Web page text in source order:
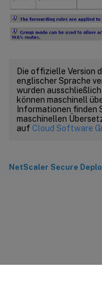
Die offizielle Version
englischer Sprache
wurden
können maschinell
Informationen finden
maschinellen
auf Cloud Software
NetScaler Secure